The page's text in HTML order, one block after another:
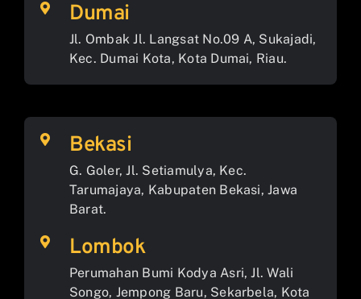
Dumai
Jl. Ombak Jl. Langsat No.09 A, Sukajadi,
Kec. Dumai Kota, Kota Dumai, Riau.
Bekasi
G. Goler, Jl. Setiamulya, Kec.
Tarumajaya, Kabupaten Bekasi, Jawa
Barat.
Lombok
Perumahan Bumi Kodya Asri, Jl. Wali
Songo, Jempong Baru, Sekarbela, Kota